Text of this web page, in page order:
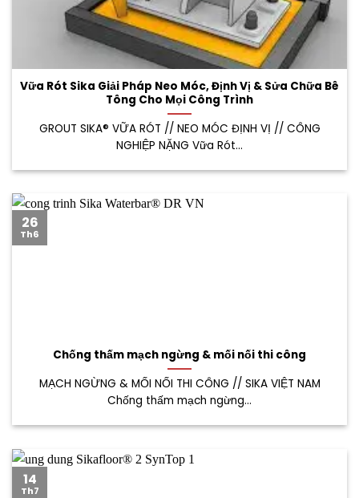
Vữa Rót Sika Giải Pháp Neo Móc, Định Vị & Sửa Chữa Bê
Tông Cho Mọi Công Trình
GROUT SIKA® VỮA RÓT // NEO MÓC ĐỊNH VỊ // CÔNG
NGHIỆP NẶNG Vữa Rót...
Chống thấm mạch ngừng & mối nối thi công
MẠCH NGỪNG & MỐI NỐI THI CÔNG // SIKA VIỆT NAM
Chống thấm mạch ngừng...
26
Th6
14
Th7